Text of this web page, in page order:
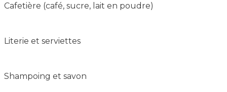
Cafetière (café, sucre, lait en poudre)
Literie et serviettes
Shampoing et savon